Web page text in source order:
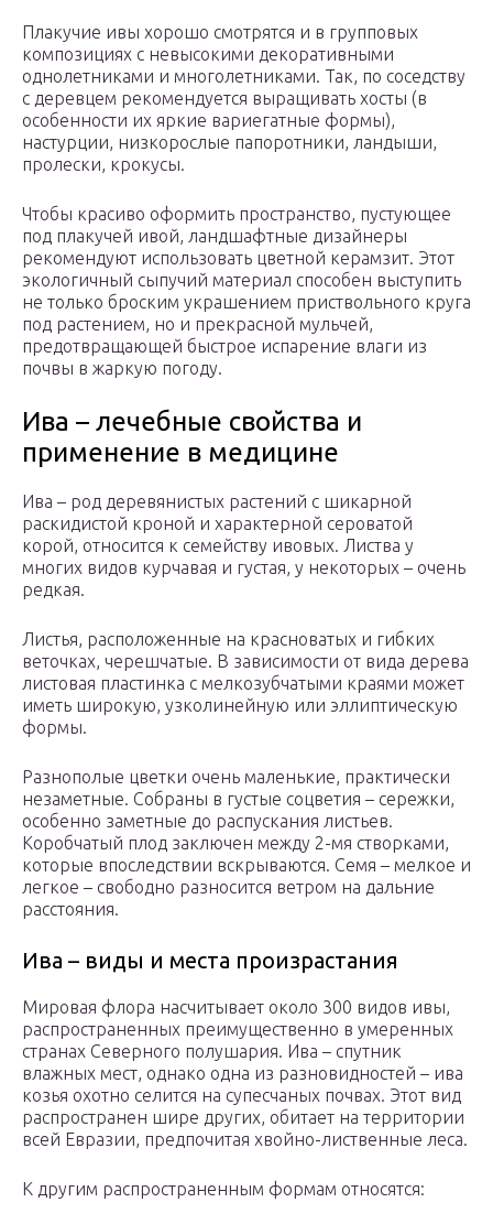
Плакучие ивы хорошо смотрятся и в групповых
композициях с невысокими декоративными
однолетниками и многолетниками. Так, по соседству
с деревцем рекомендуется выращивать хосты (в
особенности их яркие вариегатные формы),
настурции, низкорослые папоротники, ландыши,
пролески, крокусы.
Чтобы красиво оформить пространство, пустующее
под плакучей ивой, ландшафтные дизайнеры
рекомендуют использовать цветной керамзит. Этот
экологичный сыпучий материал способен выступить
не только броским украшением приствольного круга
под растением, но и прекрасной мульчей,
предотвращающей быстрое испарение влаги из
почвы в жаркую погоду.
Ива – лечебные свойства и
применение в медицине
Ива – род деревянистых растений с шикарной
раскидистой кроной и характерной сероватой
корой, относится к семейству ивовых. Листва у
многих видов курчавая и густая, у некоторых – очень
редкая.
Листья, расположенные на красноватых и гибких
веточках, черешчатые. В зависимости от вида дерева
листовая пластинка с мелкозубчатыми краями может
иметь широкую, узколинейную или эллиптическую
формы.
Разнополые цветки очень маленькие, практически
незаметные. Собраны в густые соцветия – сережки,
особенно заметные до распускания листьев.
Коробчатый плод заключен между 2-мя створками,
которые впоследствии вскрываются. Семя – мелкое и
легкое – свободно разносится ветром на дальние
расстояния.
Ива – виды и места произрастания
Мировая флора насчитывает около 300 видов ивы,
распространенных преимущественно в умеренных
странах Северного полушария. Ива – спутник
влажных мест, однако одна из разновидностей – ива
козья охотно селится на супесчаных почвах. Этот вид
распространен шире других, обитает на территории
всей Евразии, предпочитая хвойно-лиственные леса.
К другим распространенным формам относятся: